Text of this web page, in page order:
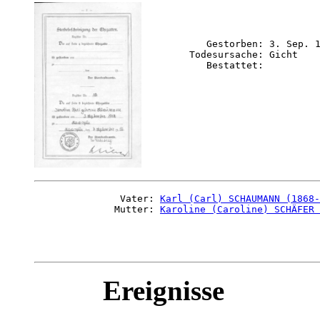
Gestorben: 3. Sep.
        Todesursache: Gicht
               Vater:
Karl (Carl) SCHAUMANN
              Mutter:
Karoline (Caroline) SCHÄFER
Ereignisse